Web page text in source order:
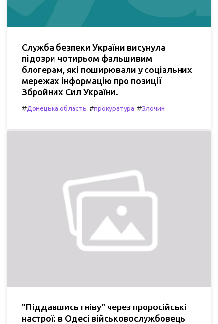
Служба безпеки України висунула
підозри чотирьом фальшивим
блогерам, які поширювали у соціальних
мережах інформацію про позиції
Збройних Сил України.
#Донецька область #прокуратура #Злочин
"Піддавшись гніву" через проросійські
настрої: в Одесі військовослужбовець